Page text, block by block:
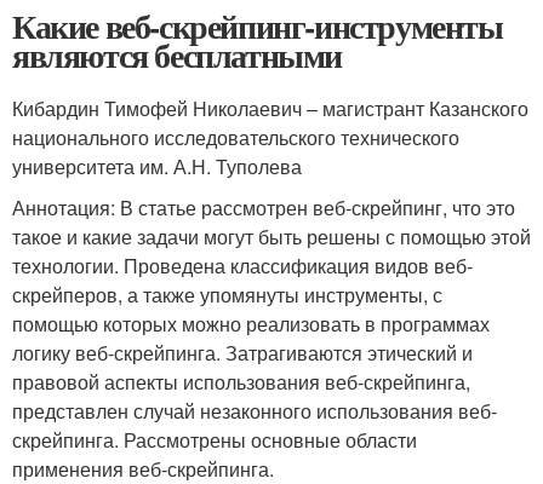
Какие веб-скрейпинг-инструменты
являются бесплатными
Кибардин Тимофей Николаевич – магистрант Казанского
национального исследовательского технического
университета им. А.Н. Туполева
Аннотация: В статье рассмотрен веб-скрейпинг, что это
такое и какие задачи могут быть решены с помощью этой
технологии. Проведена классификация видов веб-
скрейперов, а также упомянуты инструменты, с
помощью которых можно реализовать в программах
логику веб-скрейпинга. Затрагиваются этический и
правовой аспекты использования веб-скрейпинга,
представлен случай незаконного использования веб-
скрейпинга. Рассмотрены основные области
применения веб-скрейпинга.